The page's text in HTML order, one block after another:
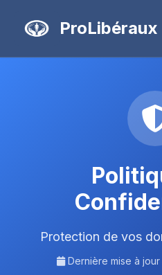
ProLibéraux
Protection de vos
Dernière mise à